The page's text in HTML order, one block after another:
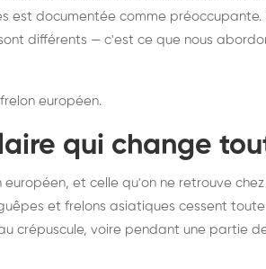
est documentée comme
différents — c'est ce que nous
européen.
qui change
et celle qu'on ne retrouve chez
et frelons asiatiques cessent
crépuscule, voire pendant une partie